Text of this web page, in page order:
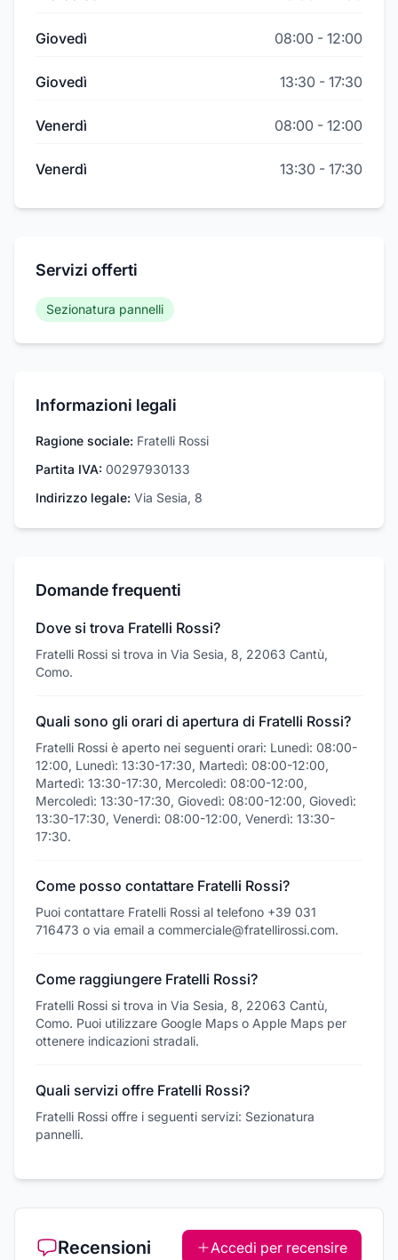
Giovedì 08:00 - 12:00
Giovedì 13:30 - 17:30
Venerdì 08:00 - 12:00
Venerdì 13:30 - 17:30
Servizi offerti
Sezionatura pannelli
Informazioni legali
Ragione sociale: Fratelli Rossi
Partita IVA: 00297930133
Indirizzo legale: Via Sesia, 8
Domande frequenti
Dove si trova Fratelli Rossi?
Fratelli Rossi si trova in Via Sesia, 8, 22063 Cantù,
Como.
Quali sono gli orari di apertura di Fratelli Rossi?
Fratelli Rossi è aperto nei seguenti orari: Lunedì: 08:00-
12:00, Lunedì: 13:30-17:30, Martedì: 08:00-12:00,
Martedì: 13:30-17:30, Mercoledì: 08:00-12:00,
Mercoledì: 13:30-17:30, Giovedì: 08:00-12:00, Giovedì:
13:30-17:30, Venerdì: 08:00-12:00, Venerdì: 13:30-
17:30.
Come posso contattare Fratelli Rossi?
Puoi contattare Fratelli Rossi al telefono +39 031
716473 o via email a commerciale@fratellirossi.com.
Come raggiungere Fratelli Rossi?
Fratelli Rossi si trova in Via Sesia, 8, 22063 Cantù,
Como. Puoi utilizzare Google Maps o Apple Maps per
ottenere indicazioni stradali.
Quali servizi offre Fratelli Rossi?
Fratelli Rossi offre i seguenti servizi: Sezionatura
pannelli.
Recensioni Accedi per recensire